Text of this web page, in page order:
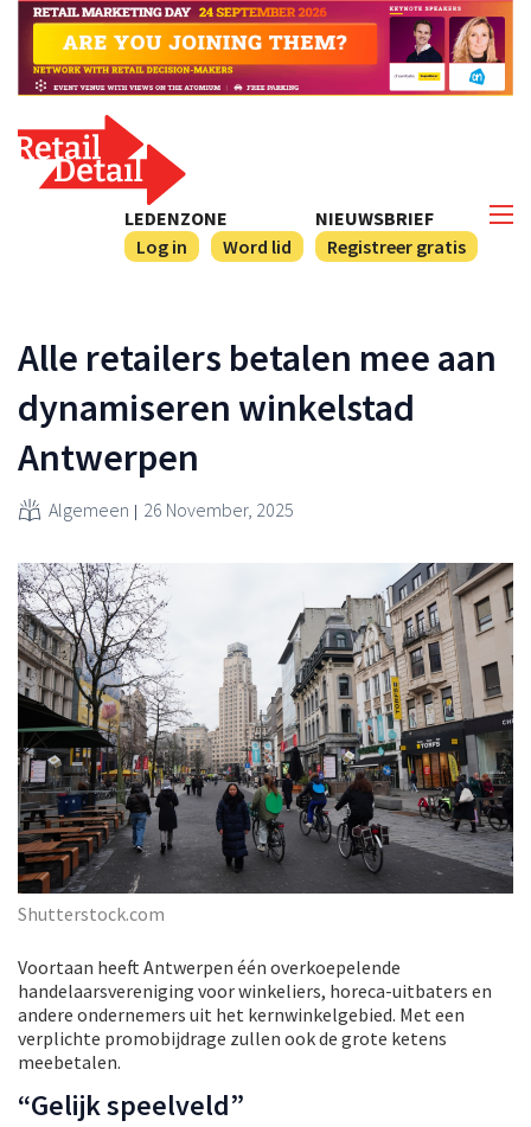
NIEUWSBRIEF
Registreer gratis
LEDENZONE
Log in
Word lid
Alle retailers betalen mee aan
dynamiseren winkelstad
Antwerpen
Algemeen 26 November, 2025
Shutterstock.com
Voortaan heeft Antwerpen één overkoepelende
handelaarsvereniging voor winkeliers, horeca-uitbaters en
andere ondernemers uit het kernwinkelgebied. Met een
verplichte promobijdrage zullen ook de grote ketens
meebetalen.
“Gelijk speelveld”